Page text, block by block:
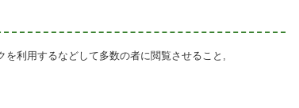
利用するなどして多数の者に閲覧させること,